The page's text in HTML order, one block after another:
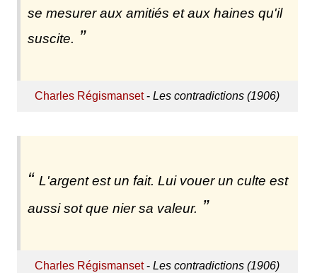
se mesurer aux amitiés et aux haines qu'il
suscite.
Charles Régismanset-Les contradictions (1906)
L'argent est un fait. Lui vouer un culte est
aussi sot que nier sa valeur.
Charles Régismanset-Les contradictions (1906)